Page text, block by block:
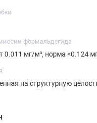
формальдегида
0.011 мг/м³, норма <0.124
на структурную